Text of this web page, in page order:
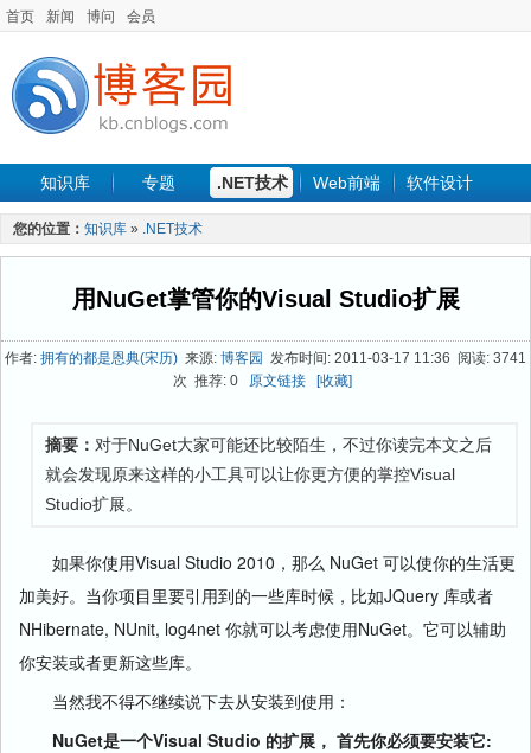
首页 新闻 博问 会员
知识库 专题 .NET技术 Web前端 软件设计
手机开发 软件工程
最新文章
您的位置： 知识库 » .NET技术
用NuGet掌管你的Visual Studio扩展
作者: 拥有的都是恩典(宋历) 来源: 博客园 发布时间: 2011-03-17 11:36 阅读: 3741
次 推荐: 0
原文链接 [收藏]
摘要： 对于NuGet大家可能还比较陌生，不过你读完本文之后
就会发现原来这样的小工具可以让你更方便的掌控Visual
Studio扩展。
如果你使用Visual Studio 2010，那么 NuGet 可以使你的生活更
加美好。当你项目里要引用到的一些库时候，比如JQuery 库或者
NHibernate, NUnit, log4net 你就可以考虑使用NuGet。它可以辅助
你安装或者更新这些库。
当然我不得不继续说下去从安装到使用：
NuGet是一个Visual Studio 的扩展， 首先你必须要安装它: